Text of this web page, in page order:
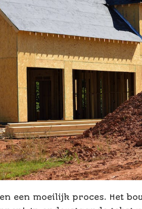
een moeilijk proces. Het